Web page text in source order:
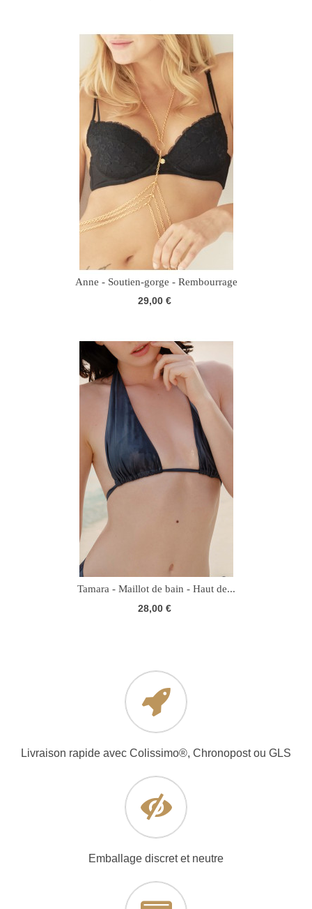
Anne - Soutien-gorge - Rembourrage
29,00 €
Tamara - Maillot de bain - Haut de...
28,00 €
Livraison rapide avec Colissimo®, Chronopost ou GLS
Emballage discret et neutre